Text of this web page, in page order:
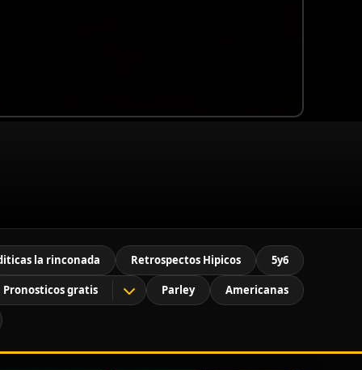
la rinconada Retrospectos Hipicos 5y6
Pronosticos gratis Parley Americanas